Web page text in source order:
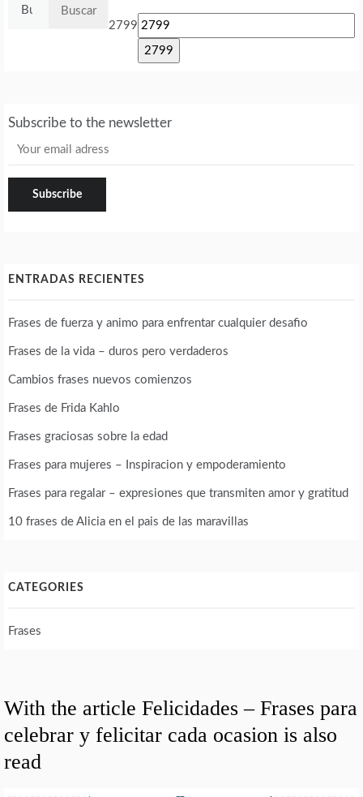
2799
Subscribe to the newsletter
ENTRADAS RECIENTES
Frases de fuerza y animo para enfrentar cualquier desafio
Frases de la vida – duros pero verdaderos
Cambios frases nuevos comienzos
Frases de Frida Kahlo
Frases graciosas sobre la edad
Frases para mujeres – Inspiracion y empoderamiento
Frases para regalar – expresiones que transmiten amor y gratitud
10 frases de Alicia en el pais de las maravillas
CATEGORIES
Frases
With the article Felicidades – Frases para
celebrar y felicitar cada ocasion is also
read